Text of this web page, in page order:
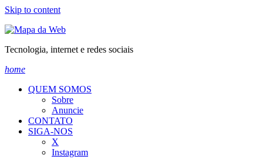
Skip to content
Tecnologia, internet e redes sociais
home
QUEM SOMOS
Sobre
Anuncie
CONTATO
SIGA-NOS
X
Instagram